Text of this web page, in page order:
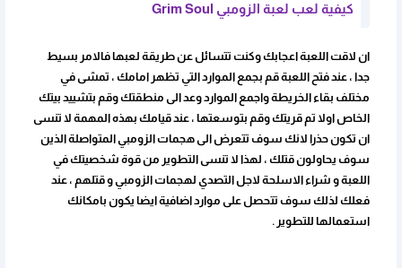
كيفية لعب لعبة الزومبي Grim Soul
ان لاقت اللعبة اعجابك وكنت تتسائل عن طريقة لعبها فالامر بسيط
جدا ، عند فتح اللعبة قم بجمع الموارد التي تظهر امامك ، تمشى في
مختلف بقاء الخريطة واجمع الموارد وعد الى منطقتك وقم بتشييد بيتك
الخاص اولا تم قريتك وقم بتوسعتها ، عند قيامك بهذه المهمة لا تنسى
ان تكون حذرا لانك سوف تتعرض الى هجمات الزومبي المتواصلة الذين
سوف يحاولون قتلك ، لهذا لا تنسى التطوير من قوة شخصيتك في
اللعبة و شراء الاسلحة لاجل التصدي لهجمات الزومبي و قتلهم ، عند
فعلك لذلك سوف تتحصل على موارد اضافية ايضا يكون بامكانك
استعمالها للتطوير .